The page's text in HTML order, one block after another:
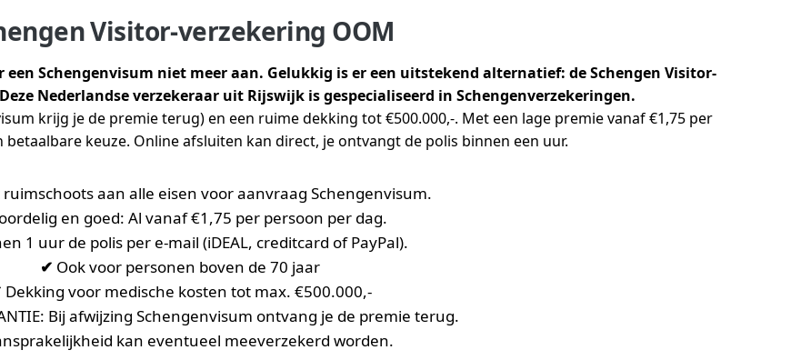
Visitor-verzekering OOM
Schengenvisum niet meer aan. Gelukkig is er een uitstekend alternatief: de Schengen Visitor-
Nederlandse verzekeraar uit Rijswijk is gespecialiseerd in Schengenverzekeringen.
krijg je de premie terug) en een ruime dekking tot €500.000,-. Met een lage premie vanaf €1,75 per
keuze. Online afsluiten kan direct, je ontvangt de polis binnen een uur.
ruimschoots aan alle eisen voor aanvraag Schengenvisum.
en goed: Al vanaf €1,75 per persoon per dag.
1 uur de polis per e-mail (iDEAL, creditcard of PayPal).
✔ Ook voor personen boven de 70 jaar
Dekking voor medische kosten tot max. €500.000,-
Bij afwijzing Schengenvisum ontvang je de premie terug.
kan eventueel meeverzekerd worden.